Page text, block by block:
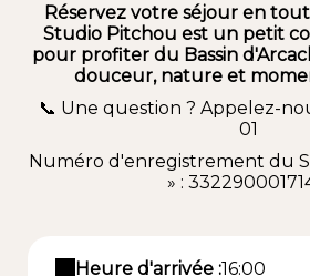
Réservez votre séjour en
Studio Pitchou est un petit
pour profiter du Bassin
douceur, nature et
📞 Une question ? Appelez-
01
Numéro d'enregistrement du
» :
Heure d'arrivée :16:00